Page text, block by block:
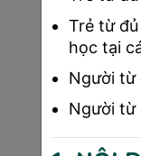
Trẻ từ
học tại
Người từ
Người từ